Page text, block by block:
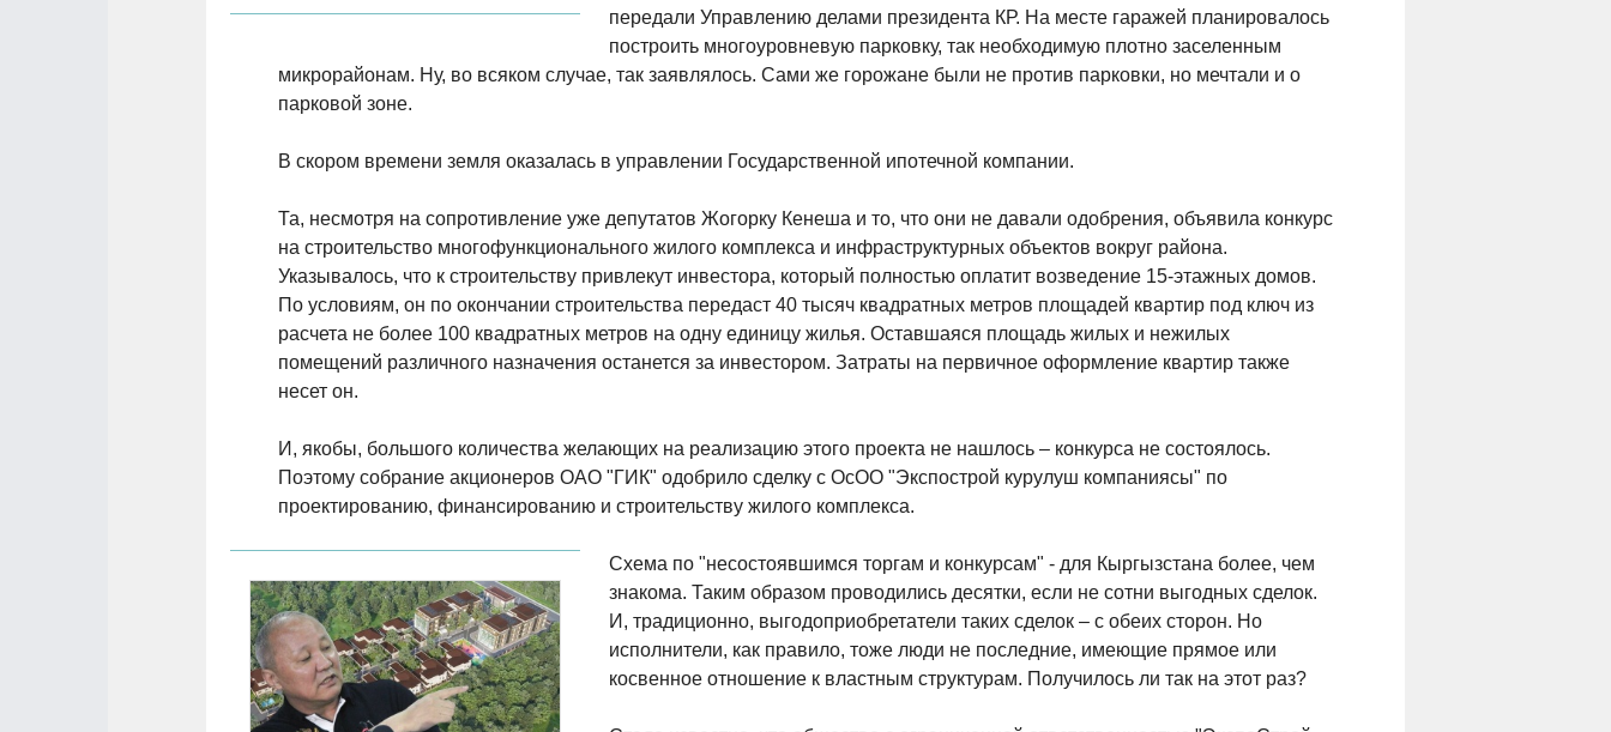
передали Управлению делами президента КР. На месте гаражей планировалось
построить многоуровневую парковку, так необходимую плотно заселенным
микрорайонам. Ну, во всяком случае, так заявлялось. Сами же горожане были не против парковки, но мечтали и о
парковой зоне.
В скором времени земля оказалась в управлении Государственной ипотечной компании.
Та, несмотря на сопротивление уже депутатов Жогорку Кенеша и то, что они не давали одобрения, объявила конкурс
на строительство многофункционального жилого комплекса и инфраструктурных объектов вокруг района.
Указывалось, что к строительству привлекут инвестора, который полностью оплатит возведение 15-этажных домов.
По условиям, он по окончании строительства передаст 40 тысяч квадратных метров площадей квартир под ключ из
расчета не более 100 квадратных метров на одну единицу жилья. Оставшаяся площадь жилых и нежилых
помещений различного назначения останется за инвестором. Затраты на первичное оформление квартир также
несет он.
И, якобы, большого количества желающих на реализацию этого проекта не нашлось – конкурса не состоялось.
Поэтому собрание акционеров ОАО "ГИК" одобрило сделку с ОсОО "Экспострой курулуш компаниясы" по
проектированию, финансированию и строительству жилого комплекса.
Схема по "несостоявшимся торгам и конкурсам" - для Кыргызстана более, чем
знакома. Таким образом проводились десятки, если не сотни выгодных сделок.
И, традиционно, выгодоприобретатели таких сделок – с обеих сторон. Но
исполнители, как правило, тоже люди не последние, имеющие прямое или
косвенное отношение к властным структурам. Получилось ли так на этот раз?